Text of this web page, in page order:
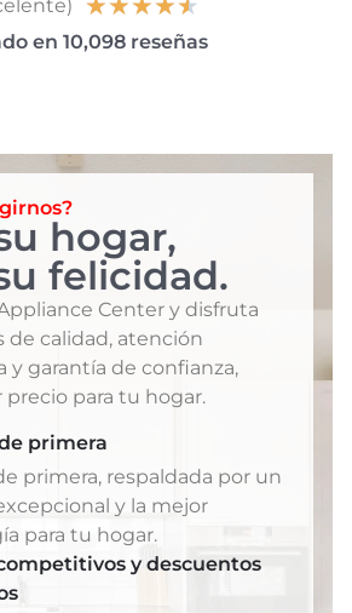
en 10,098 reseñas
hogar,
felicidad.
Center y disfruta
de calidad, atención
y garantía de confianza,
para tu hogar.
primera
primera, respaldada por un
y la mejor
para tu hogar.
y descuentos